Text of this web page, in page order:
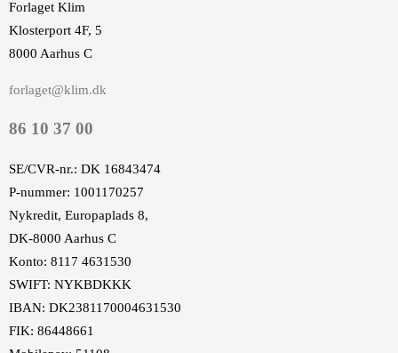
Forlaget Klim
Klosterport 4F, 5
8000 Aarhus C
forlaget@klim.dk
86 10 37 00
SE/CVR-nr.: DK 16843474
P-nummer: 1001170257
Nykredit, Europaplads 8,
DK-8000 Aarhus C
Konto: 8117 4631530
SWIFT: NYKBDKKK
IBAN: DK2381170004631530
FIK: 86448661